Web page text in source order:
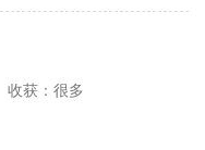
收获：很多